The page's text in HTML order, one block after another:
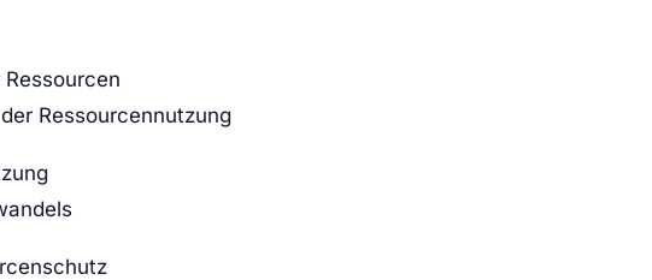
Ressourcennutzung